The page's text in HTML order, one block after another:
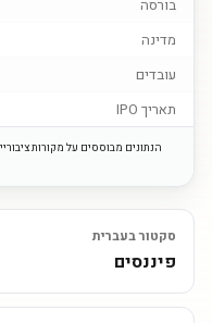
בורסה
מדינה
עובדים
תאריך IPO
סקטור בעברית
פיננסים